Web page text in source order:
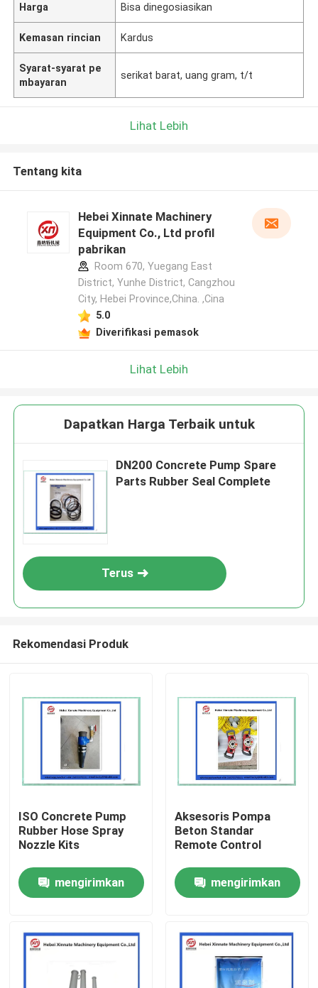
Rumah
Produk
Harga Bisa dinegosiasikan
Kemasan rincian Kardus
Syarat-syarat pe
mbayaran
serikat barat, uang gram, t/t
Lihat Lebih
Tentang kita
Hebei Xinnate Machinery
Equipment Co., Ltd profil
pabrikan
Room 670, Yuegang East
District, Yunhe District, Cangzhou
City, Hebei Province,China. ,Cina
5.0
Diverifikasi pemasok
Lihat Lebih
Dapatkan Harga Terbaik untuk
DN200 Concrete Pump Spare
Parts Rubber Seal Complete
Terus
Rekomendasi Produk
ISO Concrete Pump
Rubber Hose Spray
Nozzle Kits
mengirimkan
Aksesoris Pompa
Beton Standar
Remote Control
mengirimkan